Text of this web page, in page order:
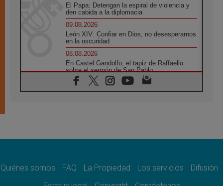
El Papa: Detengan la espiral de violencia y
den cabida a la diplomacia
09.08.2026
León XIV: Confiar en Dios, no desesperarnos
en la oscuridad
08.08.2026
En Castel Gandolfo, el tapiz de Raffaello
sobre el sermón de San Pablo
08.08.2026
En Colombia, «la paz no se compra con una
08.08.2026
08.08.2026
Quiénes somos FAQ La Propiedad Los servicios
Difusión